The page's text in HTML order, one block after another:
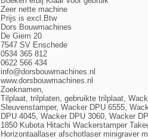
Zeer nette machine
Prijs is excl.Btw
Dors Bouwmachines
De Giem 20
7547 SV Enschede
0534 365 812
0622 566 434
info@dorsbouwmachines.nl
www.dorsbouwmachines.nl
Zoeknamen,
Tilplaat, trilplaten, gebruikte trilplaat,
Sleuvenstamper, Wacker DPU 6555,
DPU 4045, Wacker DPU 3060, Wacker
1850 Kubota Hitachi Wackerstamper
Horizontaallaser afschotlaser minigraver